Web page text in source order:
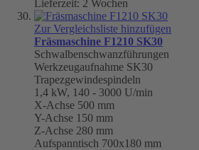
Lieferzeit: 2 Wochen
Zur Vergleichsliste hinzufügen
Fräsmaschine F1210 SK30
Schwalbenschwanzführungen
Werkzeugaufnahme SK30
Trapezgewindespindeln
1,4 kW, 140 - 3000 U/min
X-Achse 500 mm
Y-Achse 150 mm
Z-Achse 280 mm
Aufspanntisch 700x180 mm